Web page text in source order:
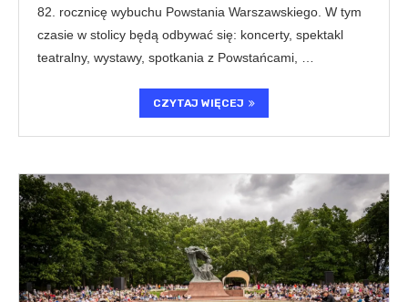
82. rocznicę wybuchu Powstania Warszawskiego. W tym
czasie w stolicy będą odbywać się: koncerty, spektakl
teatralny, wystawy, spotkania z Powstańcami, …
CZYTAJ WIĘCEJ